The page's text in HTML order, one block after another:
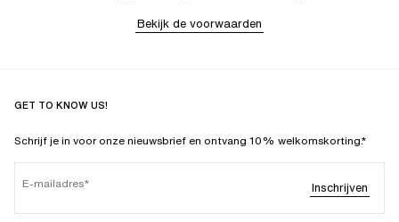
Bekijk de voorwaarden
GET TO KNOW US!
Schrijf je in voor onze nieuwsbrief en ontvang 10% welkomskorting.*
E-mailadres Inschrijven